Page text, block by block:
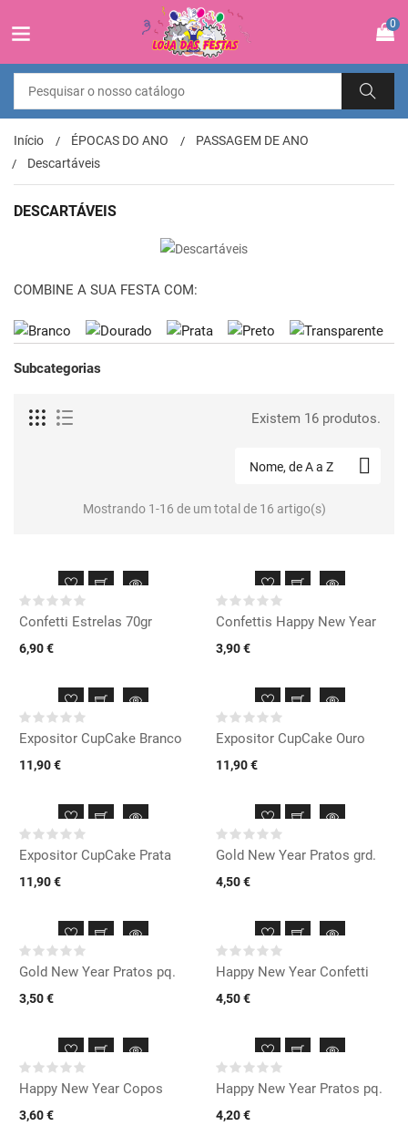
0
Início ÉPOCAS DO ANO
PASSAGEM DE ANO
Descartáveis
DESCARTÁVEIS
COMBINE A SUA FESTA COM:
Subcategorias
Existem 16 produtos.
Nome, de A a Z 
Mostrando 1-16 de um total de 16 artigo(s)
Confetti Estrelas 70gr
6,90 €
Confettis Happy New Year
3,90 €
Expositor CupCake Branco
11,90 €
Expositor CupCake Ouro
11,90 €
Expositor CupCake Prata
11,90 €
Gold New Year Pratos grd.
4,50 €
Gold New Year Pratos pq.
3,50 €
Happy New Year Confetti
4,50 €
Happy New Year Copos
3,60 €
Happy New Year Pratos pq.
4,20 €